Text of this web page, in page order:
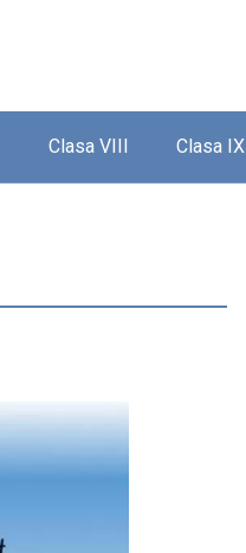
Clasa VIII Clasa IX